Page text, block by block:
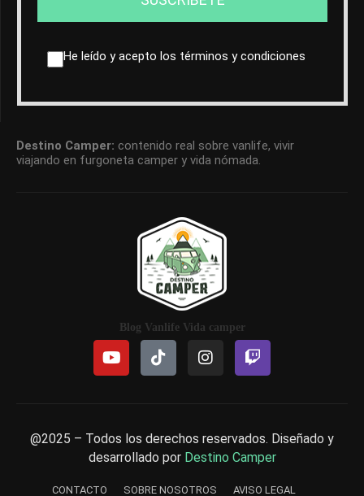
Destino Camper: contenido real sobre vanlife, vivir
viajando en furgoneta camper y vida nómada.
Blog Vanlife Vida camper
@2025 – Todos los derechos reservados. Diseñado y
desarrollado por Destino Camper
CONTACTO SOBRE NOSOTROS AVISO LEGAL
He leído y acepto los términos y condiciones